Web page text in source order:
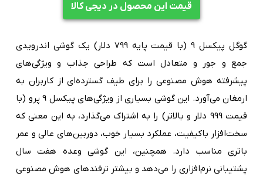
قیمت این محصول در دیجی کالا
گوگل پیکسل 9 (با قیمت پایه 799 دلار) یک گوشی اندرویدی
جمع و جور و متعادل است که طراحی جذاب و ویژگی‌های
پیشرفته هوش مصنوعی را برای طیف گسترده‌ای از کاربران به
ارمغان می‌آورد. این گوشی بسیاری از ویژگی‌های پیکسل 9 پرو (با
قیمت 999 دلار و بالاتر) را به اشتراک می‌گذارد، به این معنی که
سخت‌افزار باکیفیت، عملکرد بسیار خوب، دوربین‌های عالی و عمر
باتری مناسب دارد. همچنین، این گوشی وعده هفت سال
پشتیبانی نرم‌افزاری را می‌دهد و بیشتر ترفندهای هوش مصنوعی